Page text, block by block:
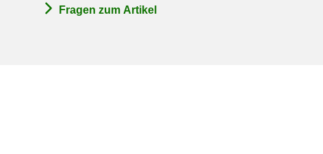
Fragen zum Artikel